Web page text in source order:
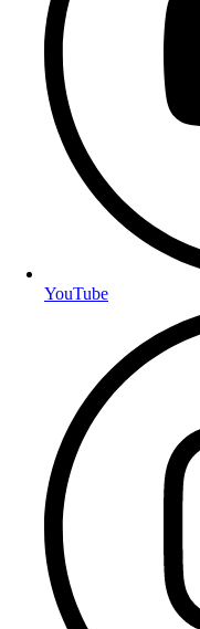
YouTube